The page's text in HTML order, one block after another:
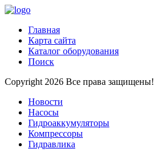
Главная
Карта сайта
Каталог оборудования
Поиск
Copyright 2026 Все права защищены!
Новости
Насосы
Гидроаккумуляторы
Компрессоры
Гидравлика